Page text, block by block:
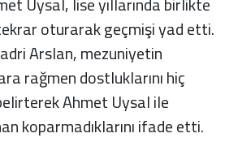
oturarak geçmişi yad etti.
Arslan, mezuniyetin
rağmen dostluklarını hiç
Ahmet Uysal ile
koparmadıklarını ifade etti.